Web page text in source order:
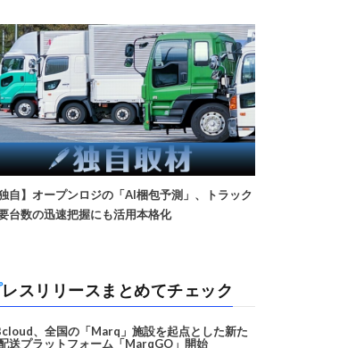
独自】オープンロジの「AI梱包予測」、トラック
台数の迅速把握にも活用本格化
プレスリリースまとめてチェック
、全国の「Marq」施設を起点とした新た
送プラットフォーム「MarqGO」開始